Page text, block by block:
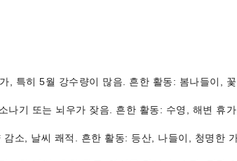
, 특히 5월 강수량이 많음. 흔한 활동: 봄나들이,
기 또는 뇌우가 잦음. 흔한 활동: 수영, 해변 휴
소, 날씨 쾌적. 흔한 활동: 등산, 나들이, 청명한